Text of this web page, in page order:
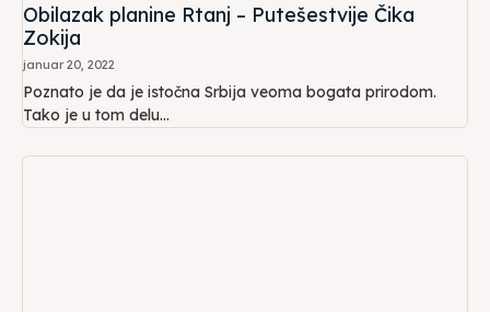
Obilazak planine Rtanj – Putešestvije Čika
Zokija
januar 20, 2022
Poznato je da je istočna Srbija veoma bogata prirodom.
Tako je u tom delu...